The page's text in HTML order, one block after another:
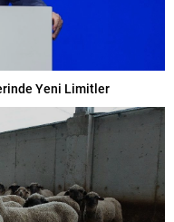
Yeni Limitler